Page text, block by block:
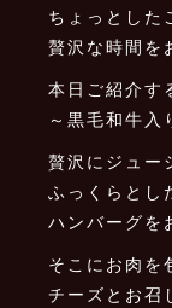
ちょっとした
贅沢な時間を
本日ご紹介す
～黒毛和牛入
贅沢にジュー
ふっくらとし
ハンバーグを
そこにお肉を
チーズとお召